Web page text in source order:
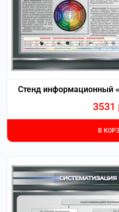
Стенд информационный
3531
В